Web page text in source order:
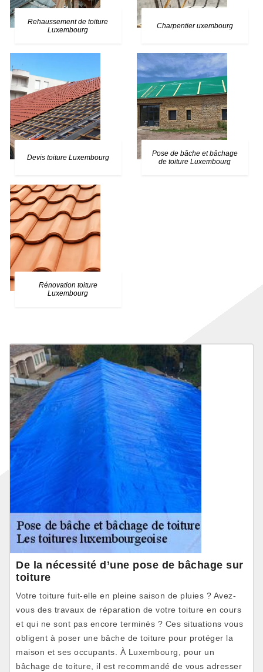
Rehaussement de toiture
Luxembourg
Charpentier uxembourg
Devis toiture Luxembourg
Pose de bâche et bâchage
de toiture Luxembourg
Rénovation toiture
Luxembourg
De la nécessité d’une pose de bâchage sur
toiture
Votre toiture fuit-elle en pleine saison de pluies ? Avez-
vous des travaux de réparation de votre toiture en cours
et qui ne sont pas encore terminés ? Ces situations vous
obligent à poser une bâche de toiture pour protéger la
maison et ses occupants. À Luxembourg, pour un
bâchage de toiture, il est recommandé de vous adresser